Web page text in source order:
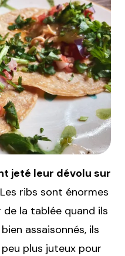
jeté leur dévolu sur
Les ribs sont énormes
la tablée quand ils
assaisonnés, ils
plus juteux pour